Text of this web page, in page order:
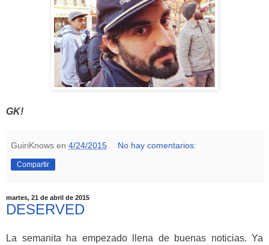
GK!
GuiriKnows en 4/24/2015 No hay comentarios:
Compartir
martes, 21 de abril de 2015
DESERVED
La semanita ha empezado llena de buenas noticias. Ya